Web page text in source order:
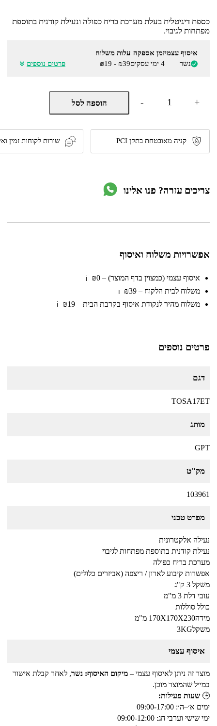
כספת דיגיטלית בעלת מערכת בריח כפולה ונעילת קודנית בתוספת
מפתחות לגיבוי.
איסוף עצמי
נשר
זמן אספקה
4 ימי עסקים
עלות משלוח
₪39 - ₪19
פרטים נוספים
-
כמות
כספת
במידות
ס"מ
דגם
+ הוספה לסל
קניה מאובטחת בתקן PCI שירות לקוחות זמין
צריכים עזרה? פנו אלינו
אפשרויות משלוח ואיסוף
איסוף עצמי (כמצוין בדף המוצר) – ₪0 ℹ️
משלוח לבית הלקוח – ₪39 ℹ️
משלוח מהיר לנקודת איסוף בקרבת הבית – ₪19 ℹ️
פרטים נוספים
דגם
TOSA17ET
מותג
GPT
מק"ט
103961
מפרט טכני
נעילה אלקטרונית
נעילת קודנית בתוספת מפתחות לגיבוי
מערכת בריח כפולה
אפשרות קיבוע לארון / ריצפה (אביזרים כלולים)
משקל 3 ק"ג
עובי דלת 3 מ"מ
כולל סוללות
מידה170X170X230 מ"מ
משקל3KG
איסוף עצמי
מוצר זה ניתן לאיסוף עצמי – מיקום האיסוף: נשר, לאחר קבלת אישור
במייל שהמוצר מוכן.
🕒 שעות פעילות:
ימים א׳–ה׳: 09:00-17:00
ימי שישי וערבי חג: 09:00-12:00